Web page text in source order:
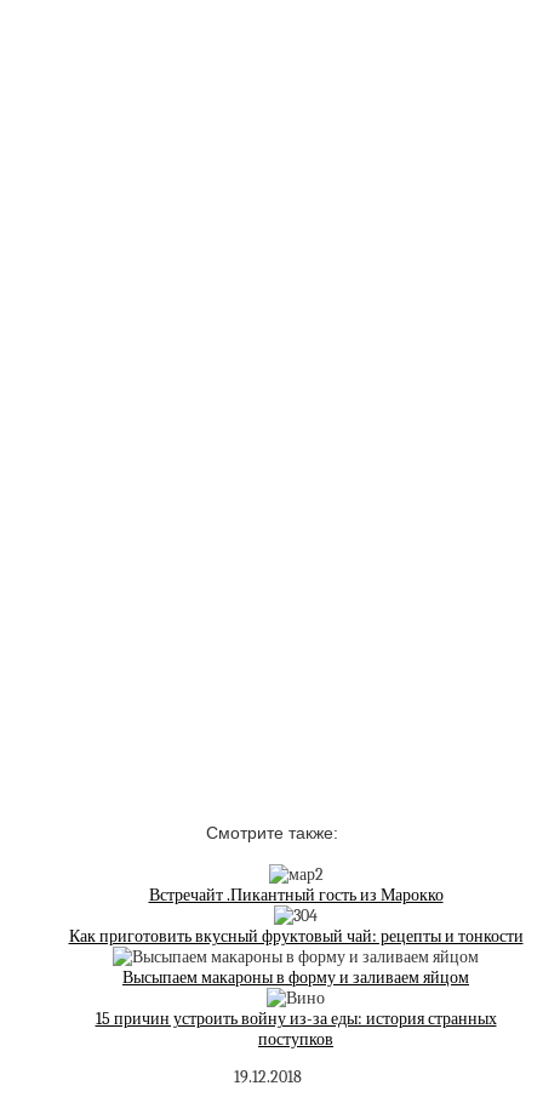
Смотрите также:
Встречайт .Пикантный гость из Марокко
Как приготовить вкусный фруктовый чай: рецепты и тонкости
Высыпаем макароны в форму и заливаем яйцом
15 причин устроить войну из-за еды: история странных
поступков
19.12.2018